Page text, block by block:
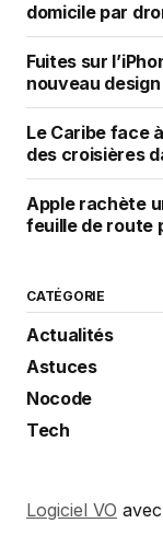
domicile par
Fuites sur
nouveau design
Le Caribe face
des croisières
Apple rachète
feuille de route
CATÉGORIE
Actualités
Astuces
Nocode
Tech
Logiciel VO